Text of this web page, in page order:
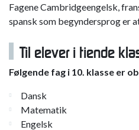
Fagene Cambridgeengelsk,
spansk som begyndersprog er
Til elever i tiende
Følgende fag i 10. klasse er
Dansk
Matematik
Engelsk